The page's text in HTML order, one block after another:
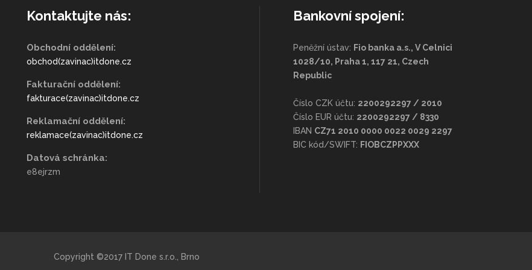
Kontaktujte nás:
Obchodní oddělení:
obchod(zavinac)itdone.cz
Fakturační oddělení:
fakturace(zavinac)itdone.cz
Reklamační oddělení:
reklamace(zavinac)itdone.cz
Datová schránka:
e8ejrzm
Bankovní spojení:
Peněžní ústav: Fio banka a.s., V Celnici
1028/10, Praha 1, 117 21, Czech
Republic
Číslo CZK účtu: 2200292297 / 2010
Číslo EUR účtu: 2200292297 / 8330
IBAN CZ71 2010 0000 0022 0029 2297
BIC kód/SWIFT: FIOBCZPPXXX
Copyright ©2017 IT Done s.r.o., Brno